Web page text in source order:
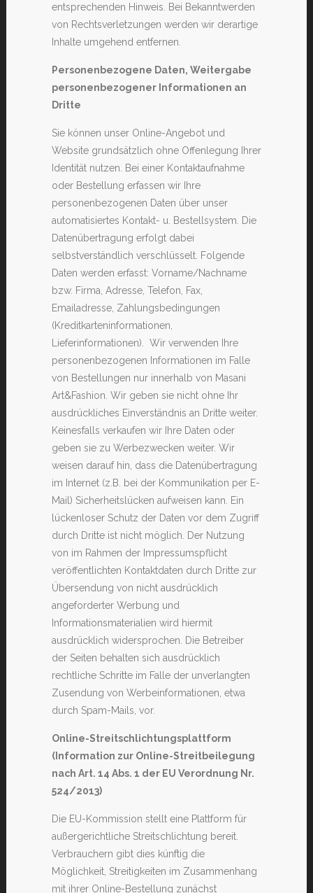
entsprechenden Hinweis. Bei Bekanntwerden
von Rechtsverletzungen werden wir derartige
Inhalte umgehend entfernen.
Personenbezogene Daten, Weitergabe
personenbezogener Informationen an
Dritte
Sie können unser Online-Angebot und
Website grundsätzlich ohne Offenlegung Ihrer
Identität nutzen. Bei einer Kontaktaufnahme
oder Bestellung erfassen wir Ihre
personenbezogenen Daten über unser
automatisiertes Kontakt- u. Bestellsystem. Die
Datenübertragung erfolgt dabei
selbstverständlich verschlüsselt. Folgende
Daten werden erfasst: Vorname/Nachname
bzw. Firma, Adresse, Telefon, Fax,
Emailadresse, Zahlungsbedingungen
(Kreditkarteninformationen,
Lieferinformationen). Wir verwenden Ihre
personenbezogenen Informationen im Falle
von Bestellungen nur innerhalb von Masani
Art&Fashion. Wir geben sie nicht ohne Ihr
ausdrückliches Einverständnis an Dritte weiter.
Keinesfalls verkaufen wir Ihre Daten oder
geben sie zu Werbezwecken weiter. Wir
weisen darauf hin, dass die Datenübertragung
im Internet (z.B. bei der Kommunikation per E-
Mail) Sicherheitslücken aufweisen kann. Ein
lückenloser Schutz der Daten vor dem Zugriff
durch Dritte ist nicht möglich. Der Nutzung
von im Rahmen der Impressumspflicht
veröffentlichten Kontaktdaten durch Dritte zur
Übersendung von nicht ausdrücklich
angeforderter Werbung und
Informationsmaterialien wird hiermit
ausdrücklich widersprochen. Die Betreiber
der Seiten behalten sich ausdrücklich
rechtliche Schritte im Falle der unverlangten
Zusendung von Werbeinformationen, etwa
durch Spam-Mails, vor.
Online-Streitschlichtungsplattform
(Information zur Online-Streitbeilegung
nach Art. 14 Abs. 1 der EU Verordnung Nr.
524/2013)
Die EU-Kommission stellt eine Plattform für
außergerichtliche Streitschlichtung bereit.
Verbrauchern gibt dies künftig die
Möglichkeit, Streitigkeiten im Zusammenhang
mit ihrer Online-Bestellung zunächst